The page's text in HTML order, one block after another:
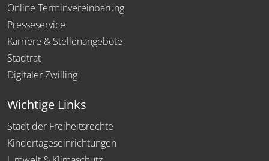
Online Terminvereinbarung
Presseservice
Karriere & Stellenangebote
Stadtrat
Digitaler Zwilling
Wichtige Links
Stadt der Freiheitsrechte
Kindertageseinrichtungen